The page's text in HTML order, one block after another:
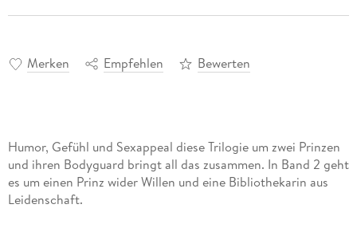
Merken Empfehlen Bewerten
Humor, Gefühl und Sexappeal diese Trilogie um zwei Prinzen
und ihren Bodyguard bringt all das zusammen. In Band 2 geht
es um einen Prinz wider Willen und eine Bibliothekarin aus
Leidenschaft.